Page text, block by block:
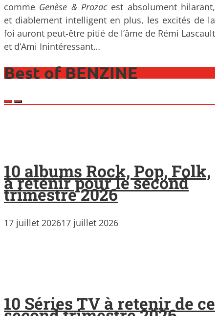
comme Genèse & Prozac est absolument hilarant,
et diablement intelligent en plus, les excités de la
foi auront peut-être pitié de l’âme de Rémi Lascault
et d’Ami Inintéressant…
Best of BENZINE
10 albums Rock, Pop, Folk,
à retenir pour le second
trimestre 2026
17 juillet 202617 juillet 2026
10 Séries TV à retenir de ce